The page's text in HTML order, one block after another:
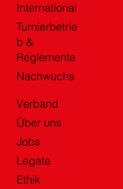
Verband
Über uns
Jobs
Legate
Ethik
International
Turnierbetrie
b &
Reglemente
Nachwuchs